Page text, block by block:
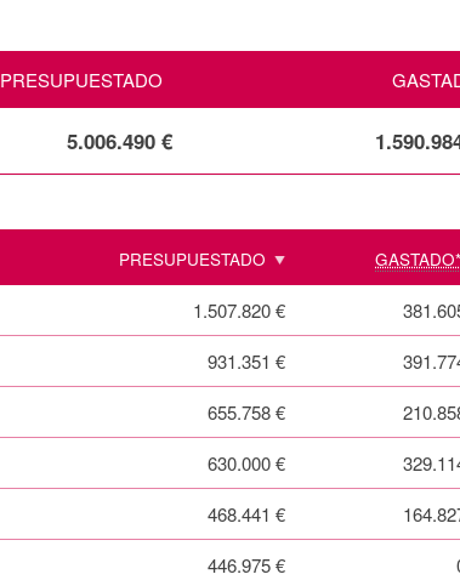
PRESUPUESTADO
5.006.490 €
PRESUPUESTADO GASTADO*
1.507.820 €
931.351 €
655.758 €
630.000 €
468.441 €
446.975 €